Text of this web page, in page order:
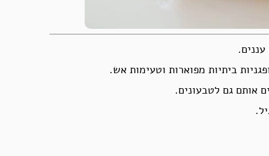
ביתיות מפוארות וטעימות אש.
אותם גם לטבעונים.